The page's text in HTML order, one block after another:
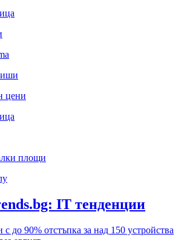
цени
площи
IT тенденции
до 90% отстъпка за над 150 устройства